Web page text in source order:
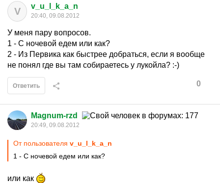
V v_u_l_k_a_n
20:40, 09.08.2012
У меня пару вопросов.
1 - С ночевой едем или как?
2 - Из Первика как быстрее добраться, если я вообще
не понял где вы там собираетесь у лукойла? :-)
0
Ответить
Magnum-rzd
20:49, 09.08.2012
От пользователя v_u_l_k_a_n
1 - С ночевой едем или как?
или как